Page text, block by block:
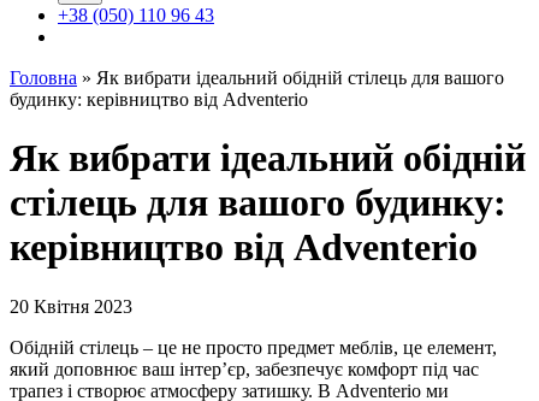
+38 (050) 110 96 43
Головна » Як вибрати ідеальний обідній стілець для вашого
будинку: керівництво від Adventerio
Як вибрати ідеальний обідній
стілець для вашого будинку:
керівництво від Adventerio
20 Квітня 2023
Обідній стілець – це не просто предмет меблів, це елемент,
який доповнює ваш інтер’єр, забезпечує комфорт під час
трапез і створює атмосферу затишку. В Adventerio ми